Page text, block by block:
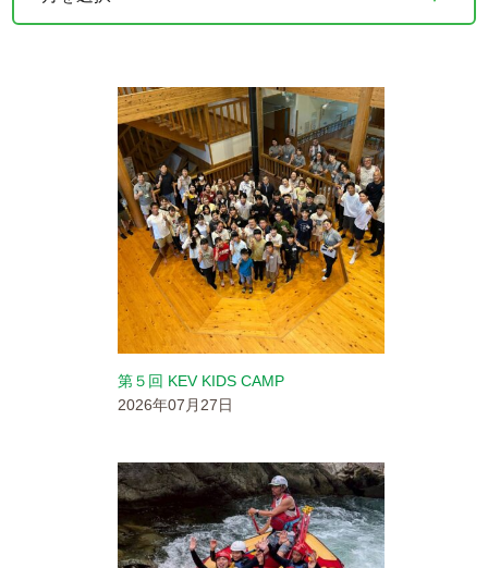
通年コース
週末コース
短期コース
留学コースのご案内
短期コース
参加者の声
第５回 KEV KIDS CAMP
2026年07月27日